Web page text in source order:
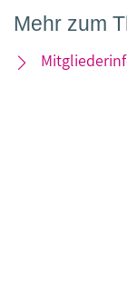
Mehr zum